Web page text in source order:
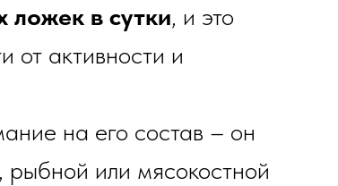
ложек в сутки, и это
от активности и
на его состав – он
рыбной или мясокостной